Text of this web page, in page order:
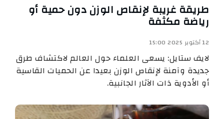
طريقة غريبة لإنقاص الوزن دون حمية أو
رياضة مكثفة
12 أكتوبر 2025 15:00
لايف ستايل: يسعى العلماء حول العالم لاكتشاف طرق
جديدة وآمنة لإنقاص الوزن بعيدا عن الحميات القاسية
أو الأدوية ذات الآثار الجانبية.